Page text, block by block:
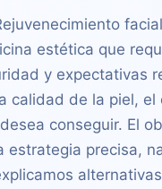
estética que
y expectativas
calidad de la piel,
conseguir. El
estrategia precisa,